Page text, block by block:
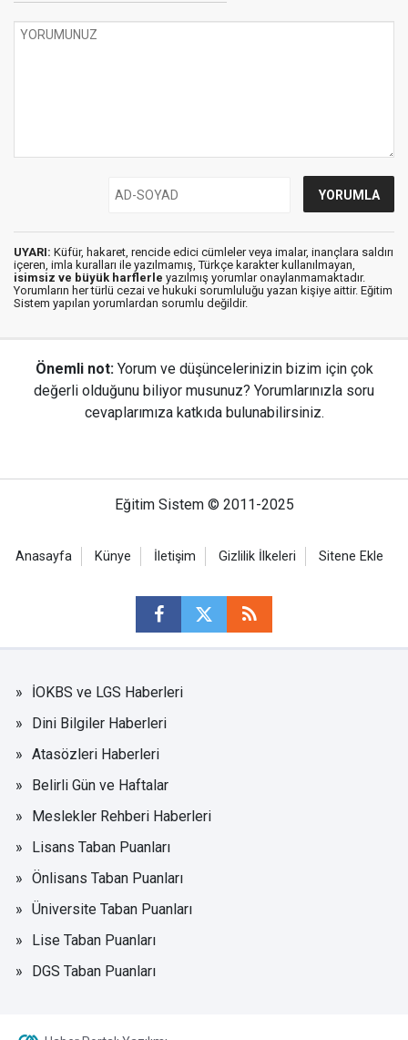
UYARI: Küfür, hakaret, rencide edici cümleler veya imalar, inançlara saldırı
içeren, imla kuralları ile yazılmamış, Türkçe karakter kullanılmayan,
isimsiz ve büyük harflerle yazılmış yorumlar onaylanmamaktadır.
Yorumların her türlü cezai ve hukuki sorumluluğu yazan kişiye aittir. Eğitim
Sistem yapılan yorumlardan sorumlu değildir.
Önemli not: Yorum ve düşüncelerinizin bizim için çok
değerli olduğunu biliyor musunuz? Yorumlarınızla soru
cevaplarımıza katkıda bulunabilirsiniz.
Eğitim Sistem © 2011-2025
Anasayfa Künye İletişim Gizlilik İlkeleri Sitene Ekle
İOKBS ve LGS Haberleri
Dini Bilgiler Haberleri
Atasözleri Haberleri
Belirli Gün ve Haftalar
Meslekler Rehberi Haberleri
Lisans Taban Puanları
Önlisans Taban Puanları
Üniversite Taban Puanları
Lise Taban Puanları
DGS Taban Puanları